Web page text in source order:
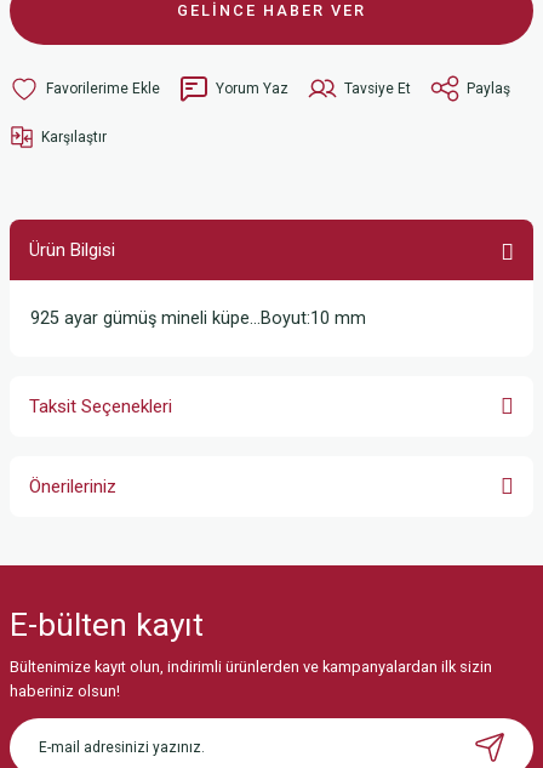
GELİNCE HABER VER
Yorum Yaz Tavsiye Et Paylaş
Karşılaştır
Ürün Bilgisi
925 ayar gümüş mineli küpe…Boyut:10 mm
Taksit Seçenekleri
Önerileriniz
Görüş ve önerileriniz için teşekkür ederiz.
Ürün resmi kalitesiz, bozuk veya görüntülenemiyor.
Ürün açıklamasında eksik bilgiler bulunuyor.
Ürün bilgilerinde hatalar bulunuyor.
E-bülten kayıt
Bültenimize kayıt olun, indirimli ürünlerden ve kampanyalardan ilk sizin
haberiniz olsun!